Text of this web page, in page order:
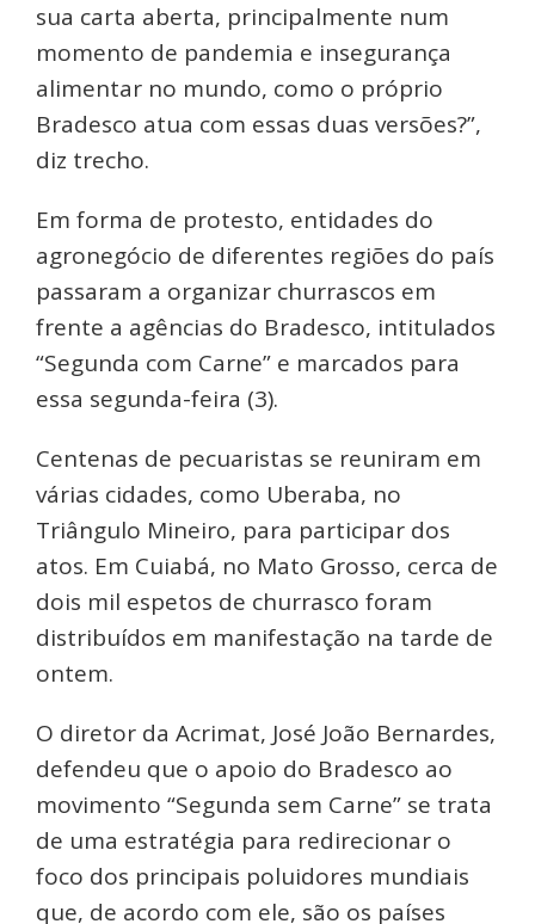
sua carta aberta, principalmente num
momento de pandemia e insegurança
alimentar no mundo, como o próprio
Bradesco atua com essas duas versões?”,
diz trecho.
Em forma de protesto, entidades do
agronegócio de diferentes regiões do país
passaram a organizar churrascos em
frente a agências do Bradesco, intitulados
“Segunda com Carne” e marcados para
essa segunda-feira (3).
Centenas de pecuaristas se reuniram em
várias cidades, como Uberaba, no
Triângulo Mineiro, para participar dos
atos. Em Cuiabá, no Mato Grosso, cerca de
dois mil espetos de churrasco foram
distribuídos em manifestação na tarde de
ontem.
O diretor da Acrimat, José João Bernardes,
defendeu que o apoio do Bradesco ao
movimento “Segunda sem Carne” se trata
de uma estratégia para redirecionar o
foco dos principais poluidores mundiais
que, de acordo com ele, são os países